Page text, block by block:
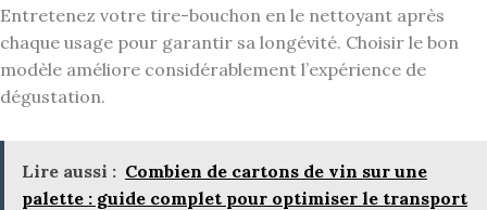
Entretenez votre tire-bouchon en le nettoyant après
chaque usage pour garantir sa longévité. Choisir le bon
modèle améliore considérablement l’expérience de
dégustation.
Lire aussi : Combien de cartons de vin sur une
palette : guide complet pour optimiser le transport